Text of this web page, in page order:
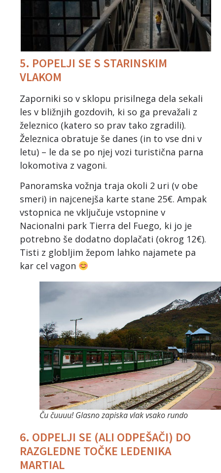
5. POPELJI SE S STARINSKIM
VLAKOM
Zaporniki so v sklopu prisilnega dela sekali
les v bližnjih gozdovih, ki so ga prevažali z
železnico (katero so prav tako zgradili).
Železnica obratuje še danes (in to vse dni v
letu) – le da se po njej vozi turistična parna
lokomotiva z vagoni.
Panoramska vožnja traja okoli 2 uri (v obe
smeri) in najcenejša karte stane 25€. Ampak
vstopnica ne vključuje vstopnine v
Nacionalni park Tierra del Fuego, ki jo je
potrebno še dodatno doplačati (okrog 12€).
Tisti z globljim žepom lahko najamete pa
kar cel vagon
Ču čuuuu! Glasno zapiska vlak vsako rundo
6. ODPELJI SE (ALI ODPEŠAČI) DO
RAZGLEDNE TOČKE LEDENIKA
MARTIAL